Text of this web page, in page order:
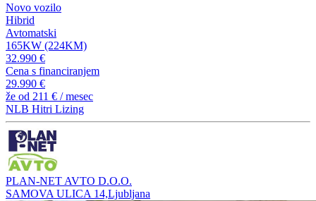
Novo vozilo
Hibrid
Avtomatski
165KW (224KM)
32.990 €
Cena s financiranjem
29.990 €
že od 211 € / mesec
NLB Hitri Lizing
PLAN-NET AVTO D.O.O.
SAMOVA ULICA 14,Ljubljana